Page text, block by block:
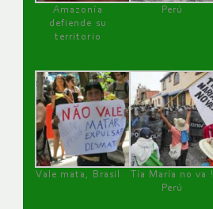
Amazonía
defiende su
territorio
Perú
Vale mata, Brasil
Tía María no va !
Perú